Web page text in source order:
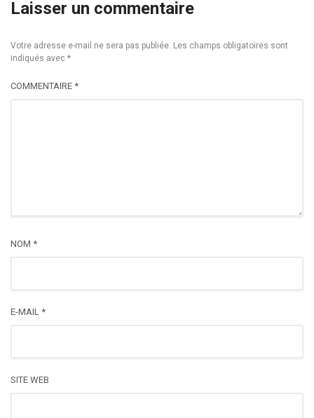
Laisser un commentaire
Votre adresse e-mail ne sera pas publiée. Les champs obligatoires sont
indiqués avec *
COMMENTAIRE *
NOM *
E-MAIL *
SITE WEB